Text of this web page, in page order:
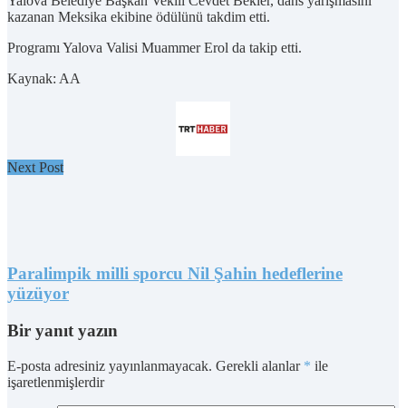
kazanan Meksika ekibine ödülünü takdim etti.
Programı Yalova Valisi Muammer Erol da takip etti.
Kaynak: AA
Next Post
Paralimpik milli sporcu Nil Şahin hedeflerine
yüzüyor
Bir yanıt yazın
E-posta adresiniz yayınlanmayacak. Gerekli alanlar * ile
işaretlenmişlerdir